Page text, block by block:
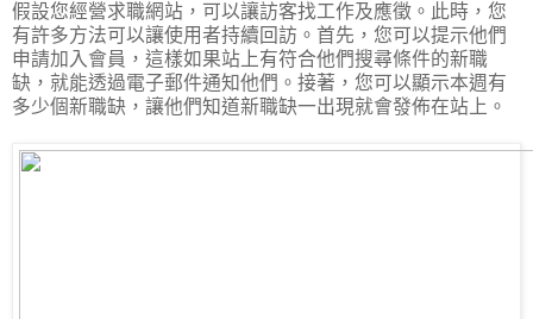
假設您經營求職網站，可以讓訪客找工作及應徵。此時，您
有許多方法可以讓使用者持續回訪。首先，您可以提示他們
申請加入會員，這樣如果站上有符合他們搜尋條件的新職
缺，就能透過電子郵件通知他們。接著，您可以顯示本週有
多少個新職缺，讓他們知道新職缺一出現就會發佈在站上。